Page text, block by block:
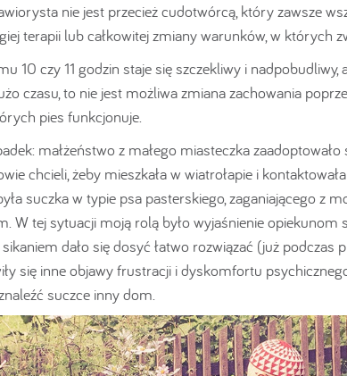
nie jest przecież cudotwórcą, który zawsze
terapii lub całkowitej zmiany warunków, w których
10 czy 11 godzin staje się szczekliwy i nadpobudliwy,
czasu, to nie jest możliwa zmiana zachowania
pies funkcjonuje.
małżeństwo z małego miasteczka zaadoptowało
chcieli, żeby mieszkała w wiatrołapie i
suczka w typie psa pasterskiego, zaganiającego z
W tej sytuacji moją rolą było wyjaśnienie opiekunom
dało się dosyć łatwo rozwiązać (już podczas
się inne objawy frustracji i dyskomfortu
suczce inny dom.